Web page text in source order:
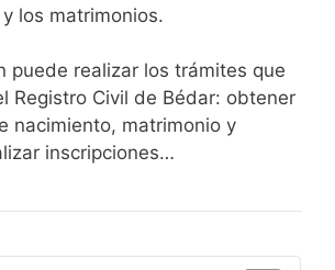
los matrimonios.
puede realizar los trámites que
Registro Civil de Bédar: obtener
nacimiento, matrimonio y
inscripciones…